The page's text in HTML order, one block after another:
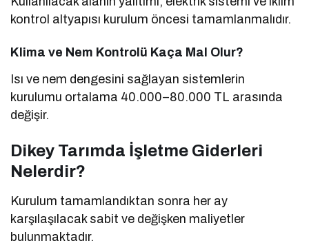
kontrol altyapısı kurulum öncesi tamamlanmalıdır.
Klima ve Nem Kontrolü Kaça Mal Olur?
Isı ve nem dengesini sağlayan sistemlerin
kurulumu ortalama 40.000–80.000 TL arasında
değişir.
Dikey Tarımda İşletme Giderleri
Nelerdir?
Kurulum tamamlandıktan sonra her ay
karşılaşılacak sabit ve değişken maliyetler
bulunmaktadır.